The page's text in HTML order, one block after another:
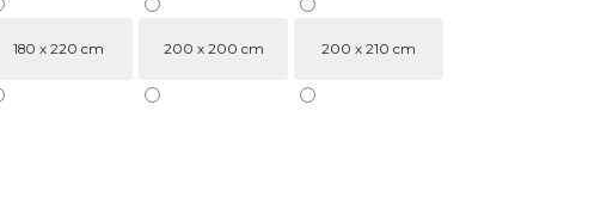
180 x 220 cm 200 x 200 cm 200 x 210 cm